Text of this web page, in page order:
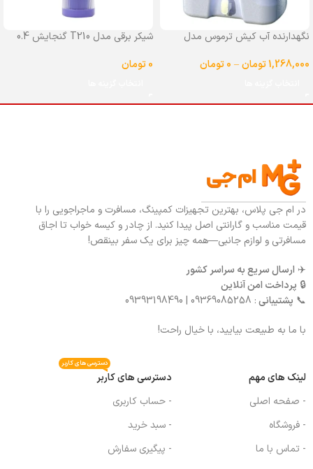
نگهدارنده آب کیش ترموس مدل
1,268,000تومان–
0تومان
شیکر برقی مدل T210 گنجایش 0.4
0تومان
در ام جی پلاس، بهترین تجهیزات کمپینگ، مسافرت و ماجراجویی را با
قیمت مناسب و گارانتی اصل پیدا کنید. از چادر و کیسه خواب تا اجاق
مسافرتی و لوازم جانبی—همه چیز برای یک سفر بینقص!
✈️ ارسال سریع به سراسر کشور
🔒 پرداخت امن آنلاین
📞 پشتیبانی: 09369085258 | 09393198490
با ما به طبیعت بیایید، با خیال راحت!
لینک های مهم
- صفحه اصلی
- فروشگاه
- تماس با ما
دسترسی های کاربر
دسترسی های کاربر
- حساب کاربری
- سبد خرید
- پیگیری سفارش